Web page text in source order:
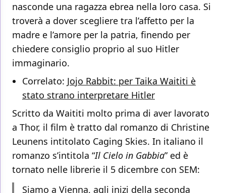
nasconde una ragazza ebrea nella loro casa. Si
troverà a dover scegliere tra l’affetto per la
madre e l’amore per la patria, finendo per
chiedere consiglio proprio al suo Hitler
immaginario.
Correlato: Jojo Rabbit: per Taika Waititi è
stato strano interpretare Hitler
Scritto da Waititi molto prima di aver lavorato
a Thor, il film è tratto dal romanzo di Christine
Leunens intitolato Caging Skies. In italiano il
romanzo s’intitola “Il Cielo in Gabbia” ed è
tornato nelle librerie il 5 dicembre con SEM:
Siamo a Vienna, agli inizi della seconda